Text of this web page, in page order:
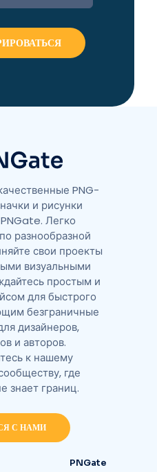
PNG-
и рисунки
Легко
разнообразной
свои проекты
визуальными
простым и
для быстрого
безграничные
дизайнеров,
и авторов.
к нашему
где
знает границ.
С НАМИ
PNGate